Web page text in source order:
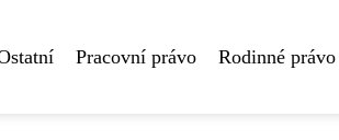
Pracovní právo Rodinné právo